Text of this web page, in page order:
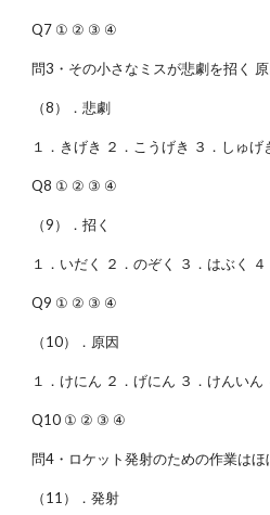
Q7 ① ② ③ ④
問3・その小さなミスが悲劇を招く 原
（8）．悲劇
１．きげき ２．こうげき ３．しゅげ
Q8 ① ② ③ ④
（9）．招く
１．いだく ２．のぞく ３．はぶく ４
Q9 ① ② ③ ④
（10）．原因
１．けにん ２．げにん ３．けんいん
Q10 ① ② ③ ④
問4・ロケット発射のための作業はほ
（11）．発射